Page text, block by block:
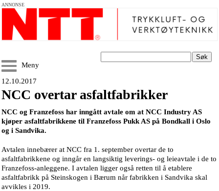
ANNONSE
Søk
Meny
12.10.2017
NCC overtar asfaltfabrikker
NCC og Franzefoss har inngått avtale om at NCC Industry AS
kjøper asfaltfabrikkene til Franzefoss Pukk AS på Bondkall i Oslo
og i Sandvika.
Avtalen innebærer at NCC fra 1. september overtar de to
asfaltfabrikkene og inngår en langsiktig leverings- og leieavtale i de to
Franzefoss-anleggene. I avtalen ligger også retten til å etablere
asfaltfabrikk på Steinskogen i Bærum når fabrikken i Sandvika skal
avvikles i 2019.